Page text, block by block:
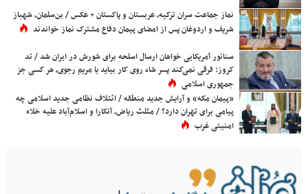
نماز جماعت سران ترکیه، عربستان و پاکستان + عکس / بن‌سلمان، شهباز
شریف و اردوغان پس از امضای پیمان دفاع مشترک نماز خواندند
سناتور آمریکایی خواهان ارسال اسلحه برای شورش در ایران شد / تد
کروز: فرقی نمی‌کند پسر شاه روی کار بیاید یا مریم رجوی، هر کسی جز
جمهوری اسلامی
«پیمان مکه» و آرایش جدید منطقه / ائتلاف نظامی جدید اسلامی چه
پیامی برای تهران دارد؟ / مثلث ریاض، آنکارا و اسلام‌آباد علیه خلاء
امنیتی غرب